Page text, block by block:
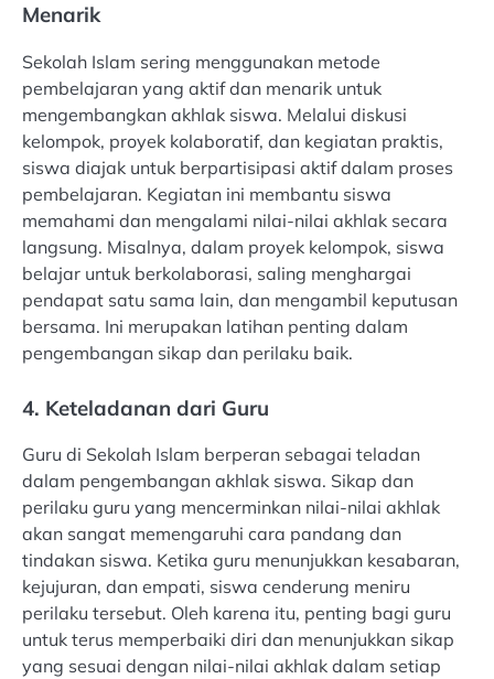
Menarik
Sekolah Islam sering menggunakan metode
pembelajaran yang aktif dan menarik untuk
mengembangkan akhlak siswa. Melalui diskusi
kelompok, proyek kolaboratif, dan kegiatan praktis,
siswa diajak untuk berpartisipasi aktif dalam proses
pembelajaran. Kegiatan ini membantu siswa
memahami dan mengalami nilai-nilai akhlak secara
langsung. Misalnya, dalam proyek kelompok, siswa
belajar untuk berkolaborasi, saling menghargai
pendapat satu sama lain, dan mengambil keputusan
bersama. Ini merupakan latihan penting dalam
pengembangan sikap dan perilaku baik.
4. Keteladanan dari Guru
Guru di Sekolah Islam berperan sebagai teladan
dalam pengembangan akhlak siswa. Sikap dan
perilaku guru yang mencerminkan nilai-nilai akhlak
akan sangat memengaruhi cara pandang dan
tindakan siswa. Ketika guru menunjukkan kesabaran,
kejujuran, dan empati, siswa cenderung meniru
perilaku tersebut. Oleh karena itu, penting bagi guru
untuk terus memperbaiki diri dan menunjukkan sikap
yang sesuai dengan nilai-nilai akhlak dalam setiap